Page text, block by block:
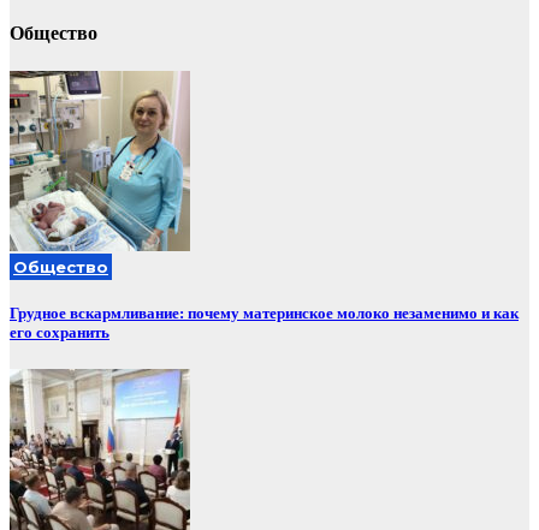
Общество
Общество
Грудное вскармливание: почему материнское молоко незаменимо и как
его сохранить